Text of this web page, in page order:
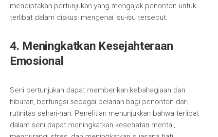
menciptakan pertunjukan yang mengajak penonton untuk
terlibat dalam diskusi mengenai isu-isu tersebut.
4. Meningkatkan Kesejahteraan
Emosional
Seni pertunjukan dapat memberikan kebahagiaan dan
hiburan, berfungsi sebagai pelarian bagi penonton dari
rutinitas sehari-hari. Penelitian menunjukkan bahwa terlibat
dalam seni dapat meningkatkan kesehatan mental,